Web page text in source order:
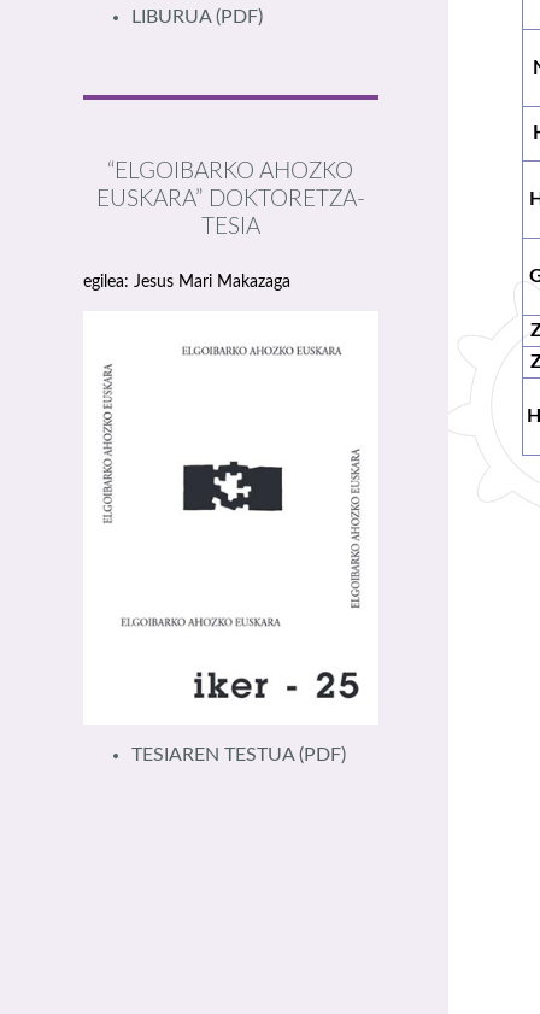
LIBURUA(PDF)
“ELGOIBARKO AHOZKO
EUSKARA” DOKTORETZA-
TESIA
egilea: Jesus Mari Makazaga
TESIAREN TESTUA(PDF)